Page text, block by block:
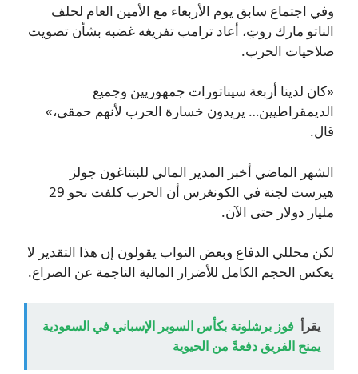
وفي اجتماع سابق يوم الأربعاء مع الأمين العام لحلف
الناتو مارك روتِ، أعاد ترامب تفريغه غضبه بشأن تصويت
صلاحيات الحرب.
«كان لدينا أربعة سيناتورات جمهوريين وجميع
الديمقراطيين… يريدون خسارة الحرب لأنهم حمقى،»
قال.
الشهر الماضي أخبر المدير المالي للبنتاغون جولز
هيرست لجنة في الكونغرس أن الحرب كلفت نحو 29
مليار دولار حتى الآن.
لكن محللي الدفاع وبعض النواب يقولون إن هذا التقدير لا
يعكس الحجم الكامل للأضرار المالية الناجمة عن الصراع.
يقرأ فوز برشلونة بكأس السوبر الإسباني في السعودية
يمنح الفريق دفعةً من الحيوية